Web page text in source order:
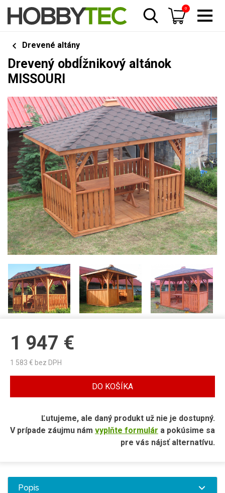
0
Drevené altány
Drevený obdĺžnikový altánok
MISSOURI
1 947 €
1 583 € bez DPH
DO KOŠÍKA
Ľutujeme, ale daný produkt už nie je dostupný.
V prípade záujmu nám vyplňte formulár a pokúsime sa
pre vás nájsť alternatívu.
Popis